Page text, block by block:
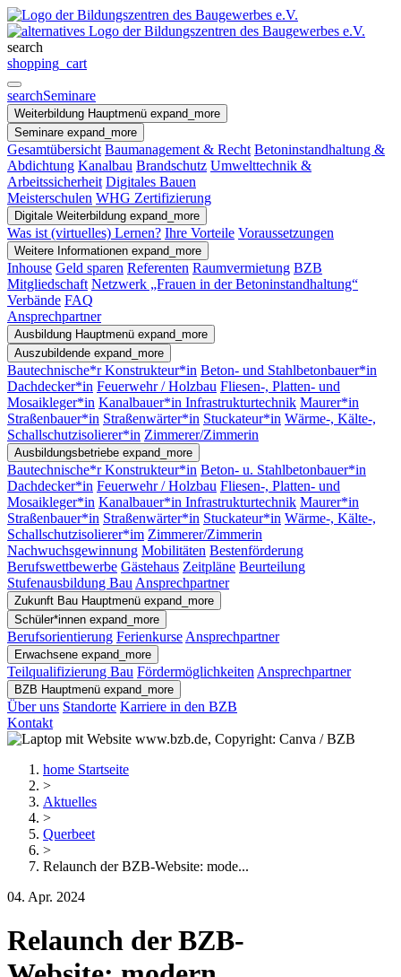
search
shopping_cart
searchSeminare
Weiterbildung Hauptmenü expand_more
Seminare expand_more
Gesamtübersicht Baumanagement & Recht Betoninstandhaltung &
Abdichtung Kanalbau Brandschutz Umwelttechnik &
Arbeitssicherheit Digitales Bauen
Meisterschulen WHG Zertifizierung
Digitale Weiterbildung expand_more
Was ist (virtuelles) Lernen? Ihre Vorteile Voraussetzungen
Weitere Informationen expand_more
Inhouse Geld sparen Referenten Raumvermietung BZB
Mitgliedschaft Netzwerk „Frauen in der Betoninstandhaltung“
Verbände FAQ
Ansprechpartner
Ausbildung Hauptmenü expand_more
Auszubildende expand_more
Bautechnische*r Konstrukteur*in Beton- und Stahlbetonbauer*in
Dachdecker*in Feuerwehr / Holzbau Fliesen-, Platten- und
Mosaikleger*in Kanalbauer*in Infrastrukturtechnik Maurer*in
Straßenbauer*in Straßenwärter*in Stuckateur*in Wärme-, Kälte-,
Schallschutzisolierer*in Zimmerer/Zimmerin
Ausbildungsbetriebe expand_more
Bautechnische*r Konstrukteur*in Beton- u. Stahlbetonbauer*in
Dachdecker*in Feuerwehr / Holzbau Fliesen-, Platten- und
Mosaikleger*in Kanalbauer*in Infrastrukturtechnik Maurer*in
Straßenbauer*in Straßenwärter*in Stuckateur*in Wärme-, Kälte-,
Schallschutzisolierer*im Zimmerer/Zimmerin
Nachwuchsgewinnung Mobilitäten Bestenförderung
Berufswettbewerbe Gästehaus Zeitpläne Beurteilung
Stufenausbildung Bau Ansprechpartner
Zukunft Bau Hauptmenü expand_more
Schüler*innen expand_more
Berufsorientierung Ferienkurse Ansprechpartner
Erwachsene expand_more
Teilqualifizierung Bau Fördermöglichkeiten Ansprechpartner
BZB Hauptmenü expand_more
Über uns Standorte Karriere in den BZB
Kontakt
home Startseite
>
Aktuelles
>
Querbeet
>
Relaunch der BZB-Website: mode...
04. Apr. 2024
Relaunch der BZB-